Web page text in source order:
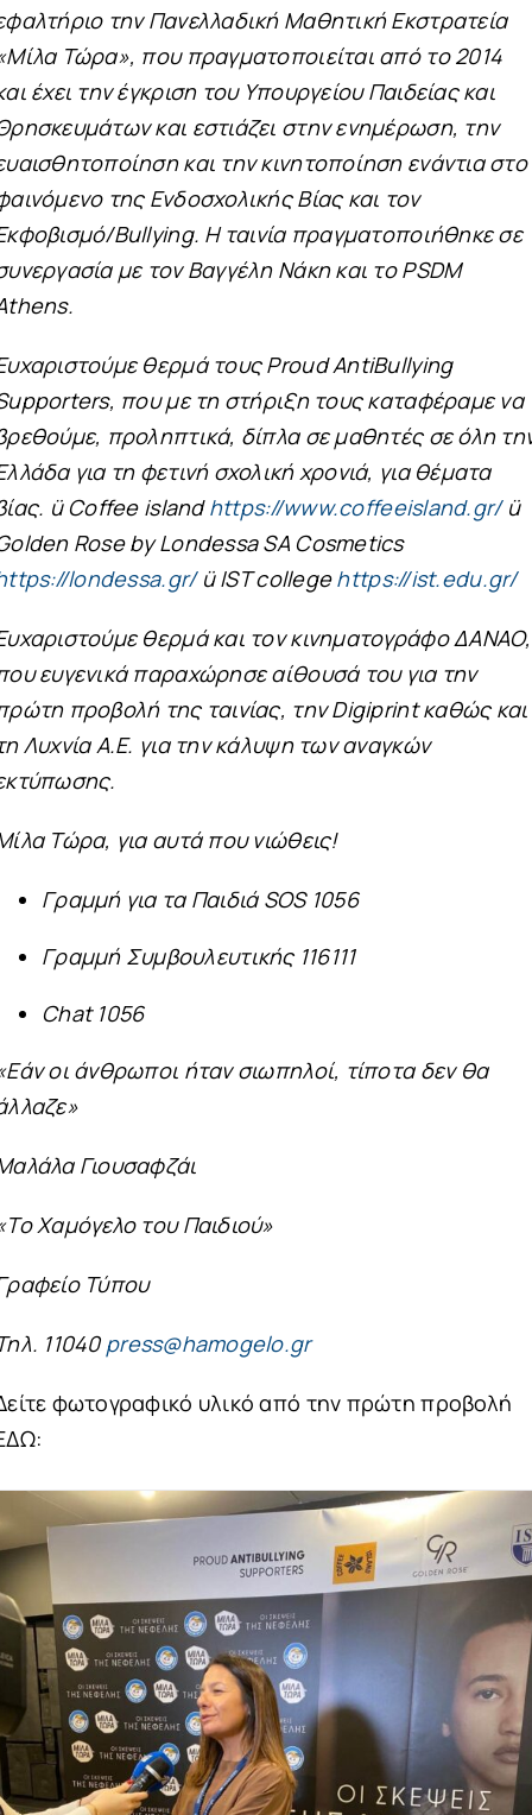
την Πανελλαδική Μαθητική Εκστρατεία
Τώρα», που πραγματοποιείται από το 2014
έχει την έγκριση του Υπουργείου Παιδείας και
και εστιάζει στην ενημέρωση, την
και την κινητοποίηση ενάντια στο
της Ενδοσχολικής Βίας και τον
Bullying. Η ταινία πραγματοποιήθηκε σε
με τον Βαγγέλη Νάκη και το PSDM
θερμά τους Proud AntiBullying
που με τη στήριξη τους καταφέραμε να
προληπτικά, δίπλα σε μαθητές σε όλη
για τη φετινή σχολική χρονιά, για θέματα
ü Coffee islandhttps://www.coffeeisland.gr/ü
Rose by Londessa SA Cosmetics
londessa.gr/ü IST collegehttps://ist.edu.gr/
θερμά και τον κινηματογράφο ΔΑΝΑΟ,
ευγενικά παραχώρησε αίθουσά του για την
προβολή της ταινίας, την Digiprint καθώς και
Λυχνία Α.Ε. για την κάλυψη των αναγκών
Τώρα, για αυτά που νιώθεις!
Γραμμή για τα Παιδιά SOS 1056
Γραμμή Συμβουλευτικής 116111
Chat 1056
οι άνθρωποι ήταν σιωπηλοί, τίποτα δεν θα
Γιουσαφζάι
Χαμόγελο του Παιδιού»
Τύπου
11040 press@hamogelo.gr
φωτογραφικό υλικό από την πρώτη προβολή